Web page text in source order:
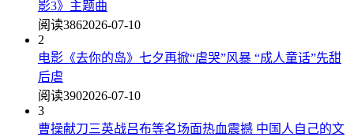
影3》主题曲
阅读3862026-07-10
2
电影《去你的岛》七夕再掀“虐哭”风暴 “成人童话”先甜
后虐
阅读3902026-07-10
3
曹操献刀三英战吕布等名场面热血震撼 中国人自己的文